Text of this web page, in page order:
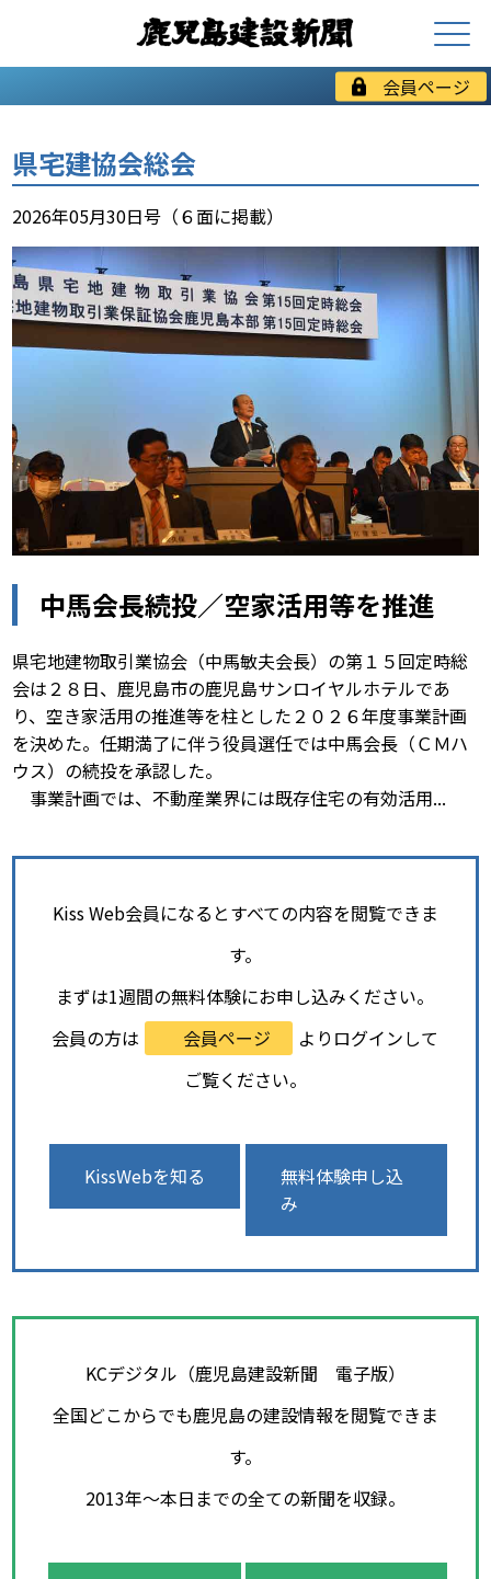
会員ページ
県宅建協会総会
2026年05月30日号（６面に掲載）
中馬会長続投／空家活用等を推進
県宅地建物取引業協会（中馬敏夫会長）の第１５回定時総
会は２８日、鹿児島市の鹿児島サンロイヤルホテルであ
り、空き家活用の推進等を柱とした２０２６年度事業計画
を決めた。任期満了に伴う役員選任では中馬会長（ＣＭハ
ウス）の続投を承認した。
事業計画では、不動産業界には既存住宅の有効活用...
Kiss Web会員になるとすべての内容を閲覧できま
す。
まずは1週間の無料体験にお申し込みください。
会員の方は
会員ページ
よりログインして
ご覧ください。
KissWebを知る
無料体験申し込
み
KCデジタル（鹿児島建設新聞 電子版）
全国どこからでも鹿児島の建設情報を閲覧できま
す。
2013年～本日までの全ての新聞を収録。